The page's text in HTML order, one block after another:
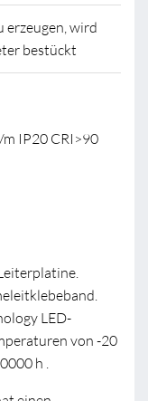
erzeugen, wird
bestückt
IP20 CRI>90
LED-
von -20
h .